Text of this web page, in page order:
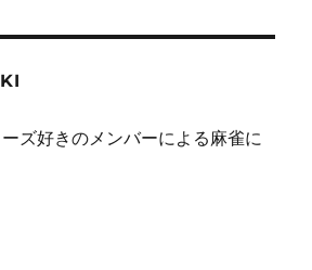
ズ好きのメンバーによる麻雀に